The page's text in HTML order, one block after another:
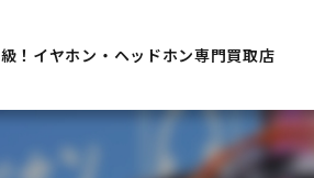
！イヤホン・ヘッドホン専門買取店